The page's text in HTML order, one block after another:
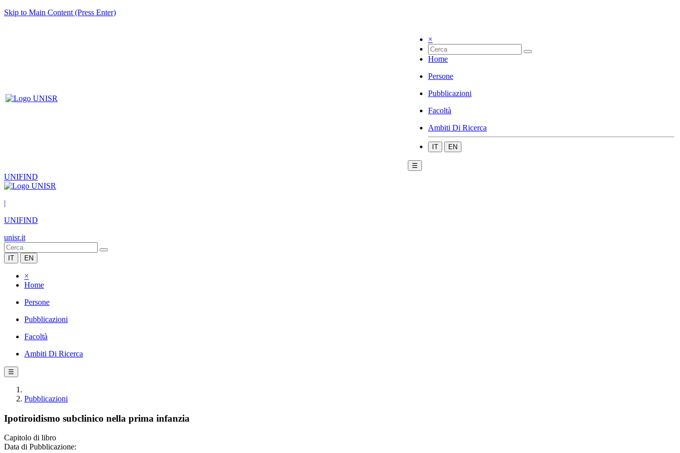
Skip to Main Content (Press Enter)
×
Home
Persone
Pubblicazioni
Facoltà
Ambiti Di Ricerca
IT EN
☰
UNIFIND
|
UNIFIND
unisr.it
IT EN
×
Home
Persone
Pubblicazioni
Facoltà
Ambiti Di Ricerca
☰
Pubblicazioni
Ipotiroidismo subclinico nella prima infanzia
Capitolo di libro
Data di Pubblicazione: